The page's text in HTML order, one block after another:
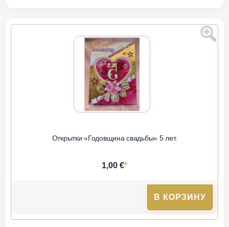
Открытки «Годовщина свадьбы» 5 лет.
1,00 €*
В КОРЗИНУ